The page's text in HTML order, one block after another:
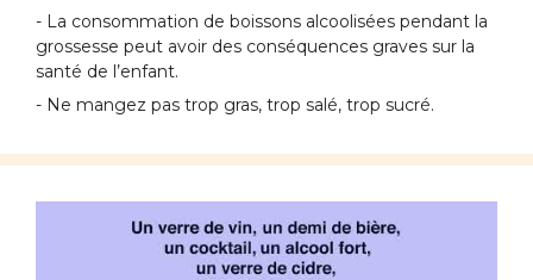
- La consommation de boissons alcoolisées pendant la
grossesse peut avoir des conséquences graves sur la
santé de l’enfant.
- Ne mangez pas trop gras, trop salé, trop sucré.